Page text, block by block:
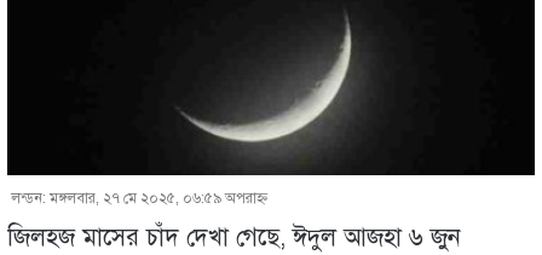
লন্ডন: মঙ্গলবার, ২৭ মে ২০২৫, ০৬:৫৯ অপরাহ্ণ
জিলহজ মাসের চাঁদ দেখা গেছে, ঈদুল আজহা ৬ জুন